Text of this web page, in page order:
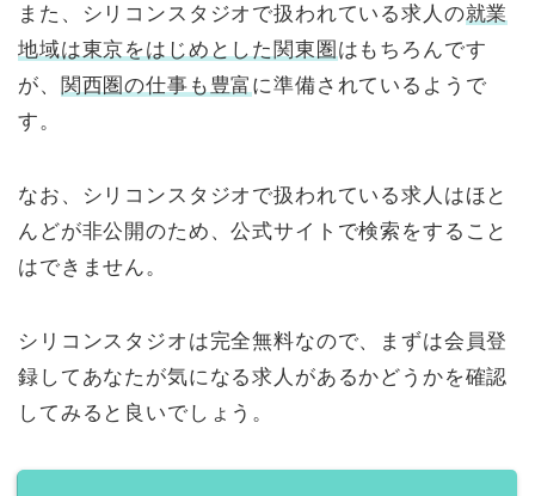
また、シリコンスタジオで扱われている求人の就業
地域は東京をはじめとした関東圏 はもちろんです
が、 関西圏の仕事も豊富 に準備されているようで
す。
なお、シリコンスタジオで扱われている求人はほと
んどが非公開のため、公式サイトで検索をすること
はできません。
シリコンスタジオは完全無料なので、まずは会員登
録してあなたが気になる求人があるかどうかを確認
してみると良いでしょう。